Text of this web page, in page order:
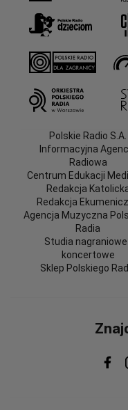
Polskie Radio S.A.
Informacyjna
Radiowa
Centrum Edukacji
Redakcja
Redakcja
Agencja Muzyczna
Radia
Studia nagraniowe
koncertowe
Sklep Polskiego